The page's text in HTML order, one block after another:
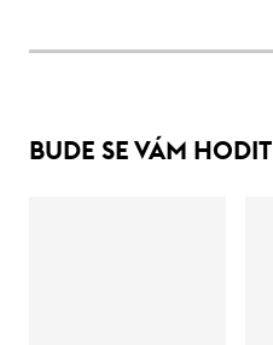
BUDE SE VÁM HODIT